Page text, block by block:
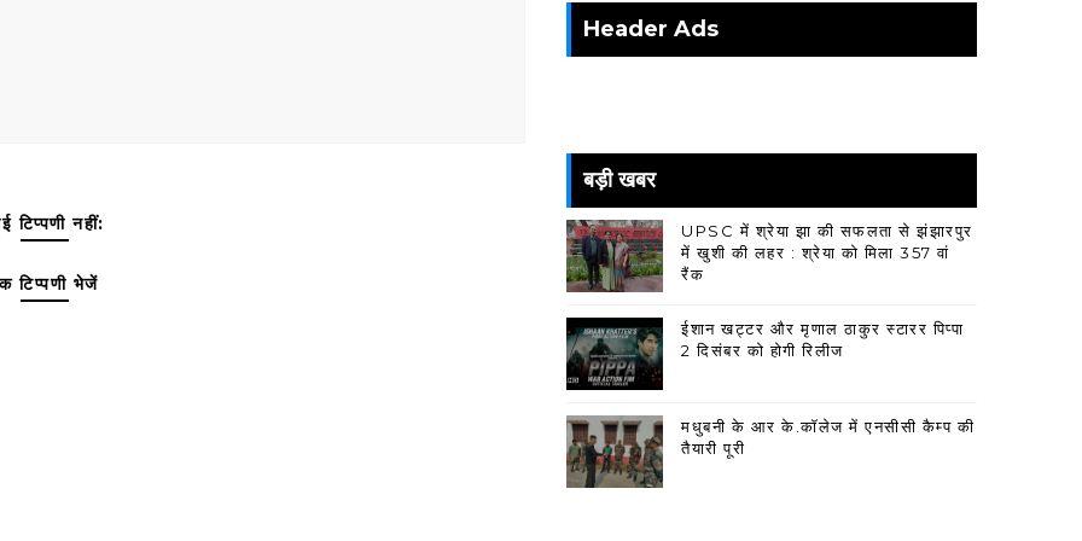
टिप्पणी नहीं:
टिप्पणी भेजें
Header Ads
बड़ी खबर
UPSC में श्रेया झा की सफलता से झंझारपुर
में खुशी की लहर : श्रेया को मिला 357 वां
रैंक
ईशान खट्टर और मृणाल ठाकुर स्टारर पिप्पा
2 दिसंबर को होगी रिलीज
मधुबनी के आर के.कॉलेज में एनसीसी कैम्प की
तैयारी पूरी